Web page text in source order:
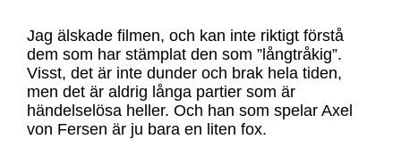
Jag älskade filmen, och kan inte riktigt förstå
dem som har stämplat den som ”långtråkig”.
Visst, det är inte dunder och brak hela tiden,
men det är aldrig långa partier som är
händelselösa heller. Och han som spelar Axel
von Fersen är ju bara en liten fox.